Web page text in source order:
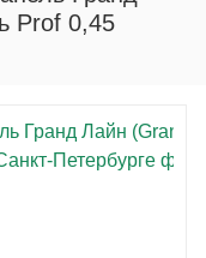
Prof 0,45